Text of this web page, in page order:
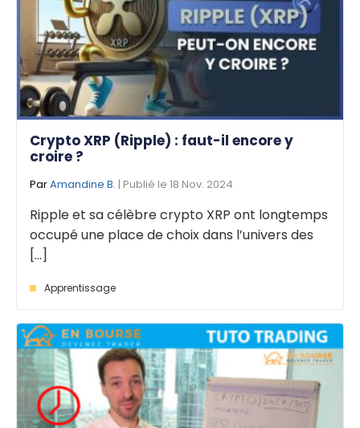
Crypto XRP (Ripple) : faut-il encore y
croire ?
ParAmandine B. | Publié le 18 Nov. 2024
Ripple et sa célèbre crypto XRP ont longtemps
occupé une place de choix dans l’univers des
[...]
Apprentissage